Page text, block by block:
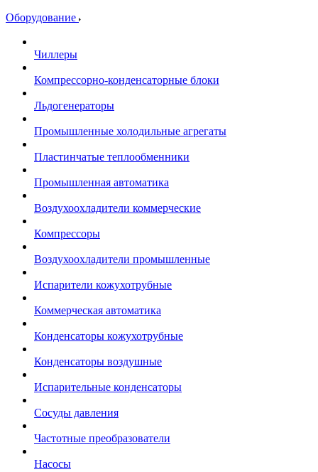
Оборудование
Чиллеры
Компрессорно-конденсаторные блоки
Льдогенераторы
Промышленные холодильные агрегаты
Пластинчатые теплообменники
Промышленная автоматика
Воздухоохладители коммерческие
Компрессоры
Воздухоохладители промышленные
Испарители кожухотрубные
Коммерческая автоматика
Конденсаторы кожухотрубные
Конденсаторы воздушные
Испарительные конденсаторы
Сосуды давления
Частотные преобразователи
Насосы